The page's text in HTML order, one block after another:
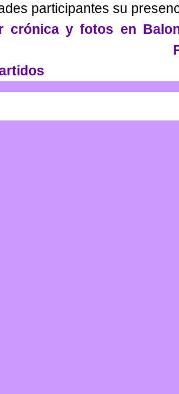
participantes su
crónica y fotos en